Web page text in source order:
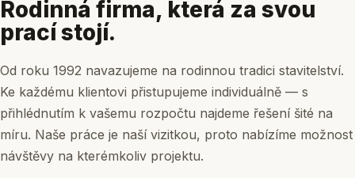
Rodinná firma, která za svou
prací stojí.
Od roku 1992 navazujeme na rodinnou tradici stavitelství.
Ke každému klientovi přistupujeme individuálně — s
přihlédnutím k vašemu rozpočtu najdeme řešení šité na
míru. Naše práce je naší vizitkou, proto nabízíme možnost
návštěvy na kterémkoliv projektu.